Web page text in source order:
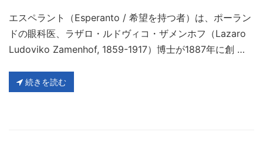
エスペラント（Esperanto / 希望を持つ者）は、ポーラン
ドの眼科医、ラザロ・ルドヴィコ・ザメンホフ（Lazaro
Ludoviko Zamenhof, 1859-1917）博士が1887年に創 …
続きを読む